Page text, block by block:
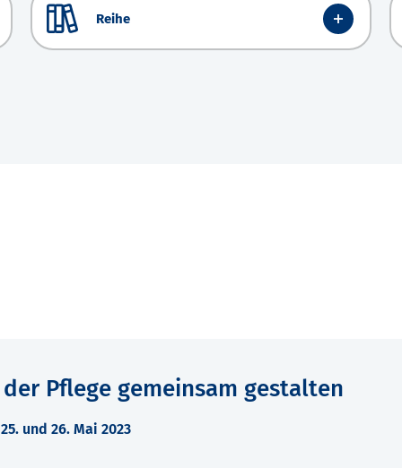
Reihe
Pflege gemeinsam gestalten
und 26. Mai 2023